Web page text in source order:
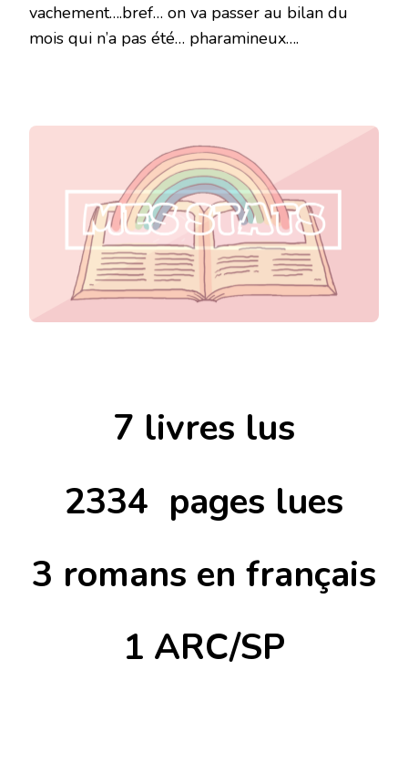
vachement….bref… on va passer au bilan du
mois qui n’a pas été… pharamineux….
7 livres lus
2334 pages lues
3 romans en français
1 ARC/SP